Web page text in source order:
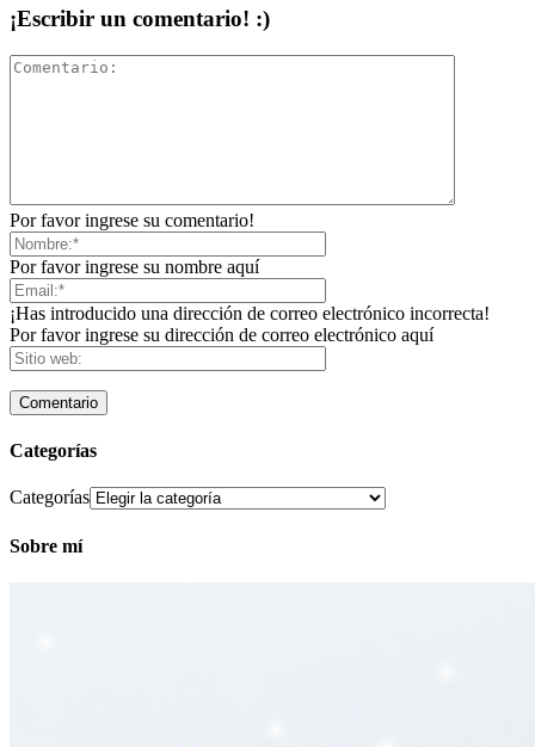
¡Escribir un comentario! :)
Por favor ingrese su comentario!
Por favor ingrese su nombre aquí
¡Has introducido una dirección de correo electrónico incorrecta!
Por favor ingrese su dirección de correo electrónico aquí
Categorías
Categorías
Sobre mí